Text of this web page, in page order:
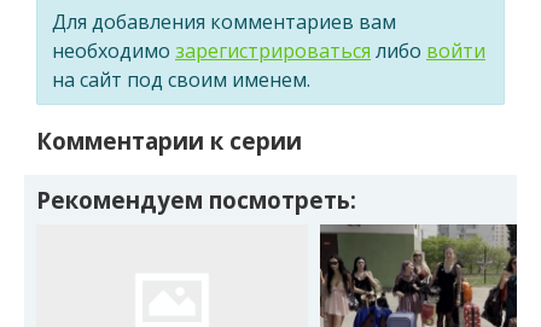
Для добавления комментариев вам
необходимо зарегистрироваться либо войти
на сайт под своим именем.
Комментарии к серии
Рекомендуем посмотреть: